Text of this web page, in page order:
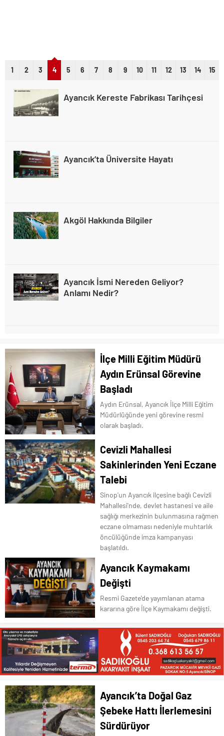
1 2 3 4 5 6 7 8 9 10 11 12 13 14 15
Ayancık Kereste Fabrikası Tarihçesi
Ayancık’ta Üniversite Hayatı
Akgöl Hakkında Bilgiler
Ayancık İsmi Nereden Geliyor?
Anlamı Nedir?
Ayancık’ta Turizm
Ayancık Karlık Yaylası ve Saray Gölü
hakkında bilgiler
Geçmişten Günümüze Ayancık’ta
Sosyal ve Kültürel Yaşam
İlçe Milli Eğitim Müdürü
Aydın Erünsal Görevine
Başladı
Aydın Erünsal, Ayancık İlçe Milli Eğitim
Müdürlüğünde yeni görevine resmi
olarak başladı.
Cevizli Mahallesi
Sakinlerinden Yeni Eczane
Talebi
Sinop'un Ayancık ilçesine bağlı Cevizli
Mahallesi'nde, devlet hastanesi ve aile
sağlığı merkezinin bulunmasına rağmen
eczane olmaması nedeniyle muhtarlık
öncülüğünde imza kampanyası
başlatıldı.
Ayancık Kaymakamı
Değişti
Resmi Gazete'de yayımlanan atama
kararına göre İlçe Kaymakamı değişti.
Ayancık’ta Doğal Gaz
Şebeke Hattı İlerlemesini
Sürdürüyor